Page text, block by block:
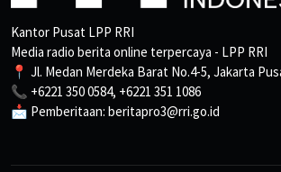
Kantor Pusat LPP RRI
Media radio berita online terpercaya - LPP RRI
📍 Jl. Medan Merdeka Barat No.4-5, Jakarta
📞 +6221 350 0584, +6221 351 1086
📩 Pemberitaan: beritapro3@rri.go.id